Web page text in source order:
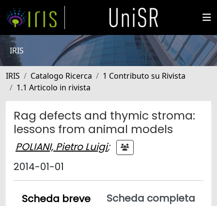
IRIS
IRIS Catalogo Ricerca
1 Contributo su Rivista
1.1 Articolo in rivista
Rag defects and thymic stroma:
lessons from animal models
POLIANI, Pietro Luigi;
2014-01-01
Scheda breve
Scheda completa